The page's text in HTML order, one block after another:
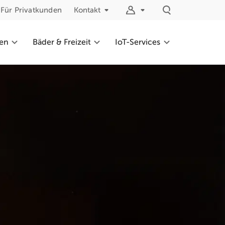
Für Privatkunden Kontakt
Bäder & Freizeit IoT-Services